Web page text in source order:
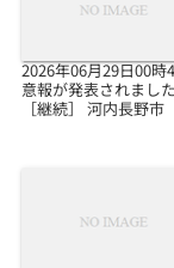
2026年06月29日00
意報が発表されまし
［継続］ 河内長野